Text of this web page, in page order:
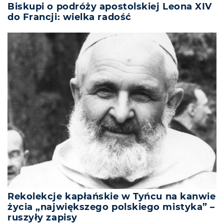
Biskupi o podróży apostolskiej Leona XIV
do Francji: wielka radość
Rekolekcje kapłańskie w Tyńcu na kanwie
życia „największego polskiego mistyka” –
ruszyły zapisy